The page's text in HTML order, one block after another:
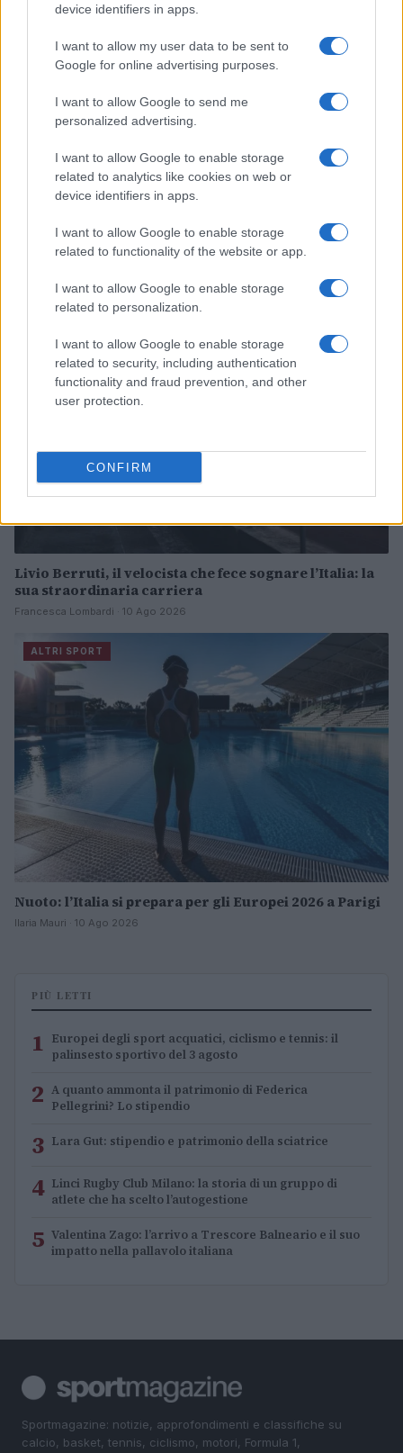
device identifiers in apps.
I want to allow my user data to be sent to
Google for online advertising purposes.
I want to allow Google to send me
personalized advertising.
I want to allow Google to enable storage
related to analytics like cookies on web or
device identifiers in apps.
I want to allow Google to enable storage
related to functionality of the website or app.
I want to allow Google to enable storage
related to personalization.
I want to allow Google to enable storage
related to security, including authentication
functionality and fraud prevention, and other
user protection.
CONFIRM
Rugby: Sudafrica batte Argentina in un incontro
serrato
Francesca Lombardi · 10 Ago 2026
Livio Berruti, il velocista che fece sognare l’Italia: la
sua straordinaria carriera
Francesca Lombardi · 10 Ago 2026
ALTRI SPORT
Nuoto: l’Italia si prepara per gli Europei 2026 a Parigi
Ilaria Mauri · 10 Ago 2026
PIÙ LETTI
1 Europei degli sport acquatici, ciclismo e tennis: il
palinsesto sportivo del 3 agosto
2 A quanto ammonta il patrimonio di Federica
Pellegrini? Lo stipendio
3 Lara Gut: stipendio e patrimonio della sciatrice
4 Linci Rugby Club Milano: la storia di un gruppo di
atlete che ha scelto l’autogestione
5 Valentina Zago: l’arrivo a Trescore Balneario e il suo
impatto nella pallavolo italiana
Sportmagazine: notizie, approfondimenti e classifiche su
calcio, basket, tennis, ciclismo, motori, Formula 1,